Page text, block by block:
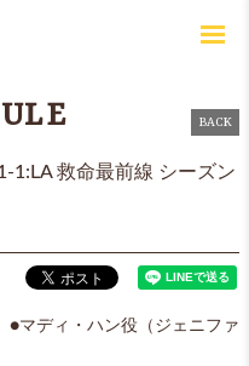
BACK
救命最前線 シーズン
マディ・ハン役（ジェニファ